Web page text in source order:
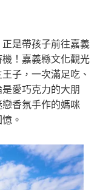
是帶孩子前往嘉義
！嘉義縣文化觀光
子，一次滿足吃、
愛巧克力的大朋
香氛手作的媽咪
。